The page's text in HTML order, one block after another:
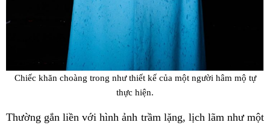
Chiếc khăn choàng trong như thiết kế của một người hâm mộ tự
thực hiện.
Thường gắn liền với hình ảnh trầm lặng, lịch lãm như một